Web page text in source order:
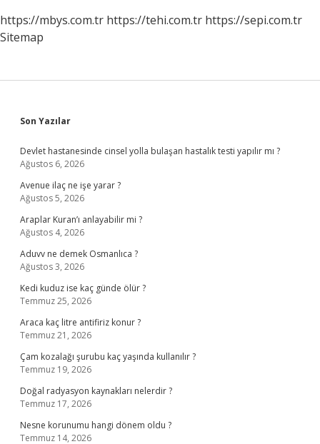
https://mbys.com.tr https://tehi.com.tr https://sepi.com.tr
Sitemap
Sidebar
Son Yazılar
Devlet hastanesinde cinsel yolla bulaşan hastalık testi yapılır mı ?
Ağustos 6, 2026
Avenue ilaç ne işe yarar ?
Ağustos 5, 2026
Araplar Kuran’ı anlayabilir mi ?
Ağustos 4, 2026
Aduvv ne demek Osmanlıca ?
Ağustos 3, 2026
Kedi kuduz ise kaç günde ölür ?
Temmuz 25, 2026
Araca kaç litre antifiriz konur ?
Temmuz 21, 2026
Çam kozalağı şurubu kaç yaşında kullanılır ?
Temmuz 19, 2026
Doğal radyasyon kaynakları nelerdir ?
Temmuz 17, 2026
Nesne korunumu hangi dönem oldu ?
Temmuz 14, 2026